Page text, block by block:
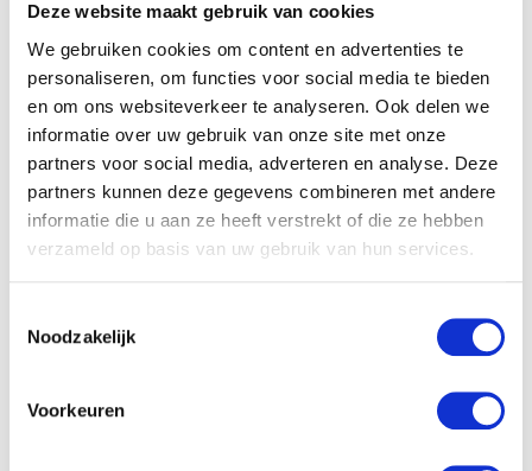
Deze website maakt gebruik van cookies
We gebruiken cookies om content en advertenties te
personaliseren, om functies voor social media te bieden
en om ons websiteverkeer te analyseren. Ook delen we
informatie over uw gebruik van onze site met onze
partners voor social media, adverteren en analyse. Deze
partners kunnen deze gegevens combineren met andere
informatie die u aan ze heeft verstrekt of die ze hebben
verzameld op basis van uw gebruik van hun services.
Noodzakelijk
Voorkeuren
Zwitsal goedemorgen
babyhaargel 5+1 gratis
voordeelverpakking
16.74 € 13.95
Zwitsal goedemorgen
babyhaarlotion 5+1 gratis
voordeelverpakking
€25.74 €21.45